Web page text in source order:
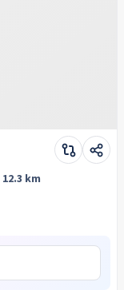
12.3 km